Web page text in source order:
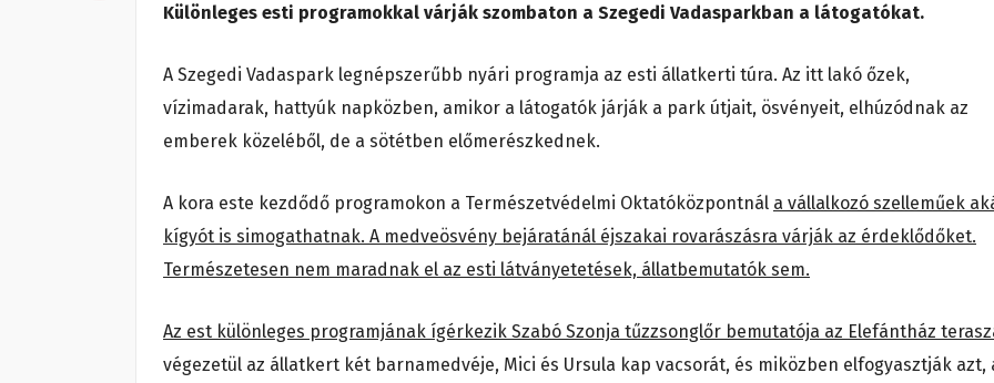
Különleges esti programokkal várják szombaton a Szegedi Vadasparkban a látogatókat.
A Szegedi Vadaspark legnépszerűbb nyári programja az esti állatkerti túra. Az itt lakó őzek,
vízimadarak, hattyúk napközben, amikor a látogatók járják a park útjait, ösvényeit, elhúzódnak az
emberek közeléből, de a sötétben előmerészkednek.
A kora este kezdődő programokon a Természetvédelmi Oktatóközpontnál a vállalkozó szelleműek
kígyót is simogathatnak. A medveösvény bejáratánál éjszakai rovarászásra várják az érdeklődőket.
Természetesen nem maradnak el az esti látványetetések, állatbemutatók sem.
Az est különleges programjának ígérkezik Szabó Szonja tűzzsonglőr bemutatója az Elefántház
végezetül az állatkert két barnamedvéje, Mici és Ursula kap vacsorát, és miközben elfogyasztják azt,